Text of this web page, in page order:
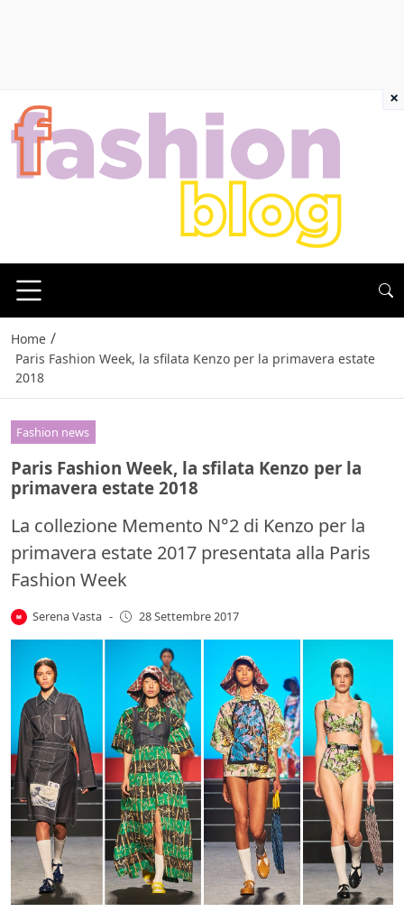
Home /
Paris Fashion Week, la sfilata Kenzo per la primavera estate
2018
Fashion news
Paris Fashion Week, la sfilata Kenzo per la
primavera estate 2018
La collezione Memento N°2 di Kenzo per la
primavera estate 2017 presentata alla Paris
Fashion Week
Serena Vasta - 28 Settembre 2017
×